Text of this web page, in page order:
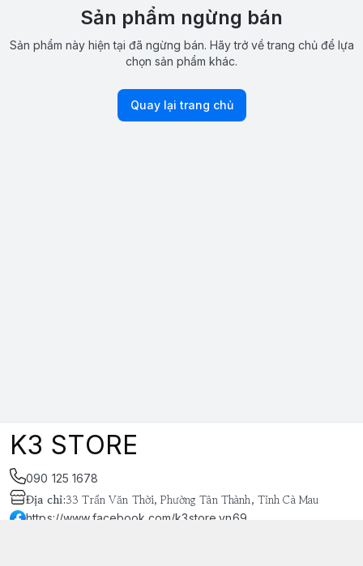
Sản phẩm ngừng bán
Sản phẩm này hiện tại đã ngừng bán. Hãy trở về trang chủ để lựa
chọn sản phẩm khác.
Quay lại trang chủ
K3 STORE
090 125 1678
Địa chỉ:33 Trần Văn Thời, Phường Tân Thành, Tỉnh Cà Mau
https://www.facebook.com/k3store.vn69